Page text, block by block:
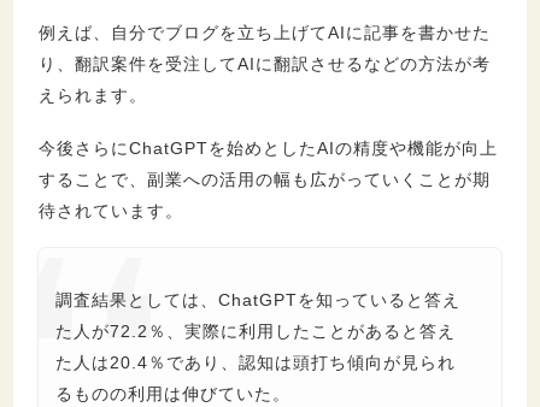
6.ChatGPTを活用した副業に関するよくある
AI副業は稼げない？
6.4.
ChatGPTで不労所得を得られる？
6.5.ChatGPTを活用してYouTubeで稼ぐの
は可能？
例えば、自分でブログを立ち上げてAIに記事を書かせた
り、翻訳案件を受注してAIに翻訳させるなどの方法が考
えられます。
今後さらにChatGPTを始めとしたAIの精度や機能が向上
することで、副業への活用の幅も広がっていくことが期
待されています。
調査結果としては、ChatGPTを知っていると答え
た人が72.2％、実際に利用したことがあると答え
た人は20.4％であり、認知は頭打ち傾向が見られ
るものの利用は伸びていた。